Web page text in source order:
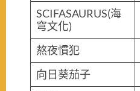
SCIFASAURUS(海
穹文化)
熬夜慣犯
向日葵茄子